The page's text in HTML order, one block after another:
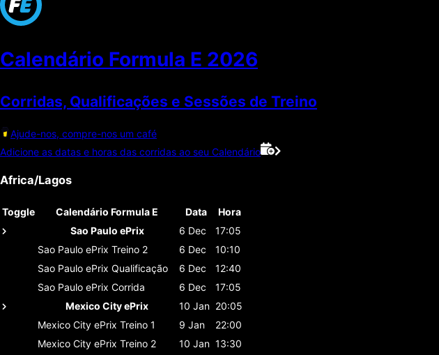
Calendário Formula E 2026
Corridas, Qualificações e Sessões de Treino
Ajude-nos, compre-nos um café
Adicione as datas e horas das corridas ao seu Calendário
Africa/Lagos
Toggle Calendário Formula E Data
Hora
Sao Paulo ePrix
6 Dec
17:05
Sao Paulo ePrix Treino 2 6 Dec
10:10
Sao Paulo ePrix Qualificação 6 Dec
12:40
Sao Paulo ePrix Corrida 6 Dec
17:05
Mexico City ePrix
10 Jan 20:05
Mexico City ePrix Treino 1 9 Jan
22:00
Mexico City ePrix Treino 2 10 Jan 13:30